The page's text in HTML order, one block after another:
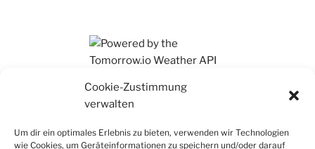
Cookie-Zustimmung
verwalten
Um dir ein optimales Erlebnis zu bieten, verwenden wir Technologien
wie Cookies, um Geräteinformationen zu speichern und/oder darauf